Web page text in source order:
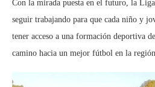
Con la mirada puesta en el futuro, la Liga
seguir trabajando para que cada niño y
tener acceso a una formación deportiva
camino hacia un mejor fútbol en la